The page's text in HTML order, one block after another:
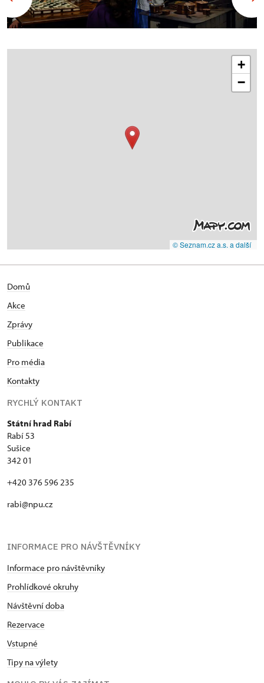
+
−
© Seznam.cz a.s. a další
Domů
Akce
Zprávy
Publikace
Pro média
Kontakty
RYCHLÝ KONTAKT
Státní hrad Rabí
Rabí 53
Sušice
342 01
+420 376 596 235
rabi@npu.cz
INFORMACE PRO NÁVŠTĚVNÍKY
Informace pro návštěvníky
Prohlídkové okruhy
Návštěvní doba
Rezervace
Vstupné
Tipy na výlety